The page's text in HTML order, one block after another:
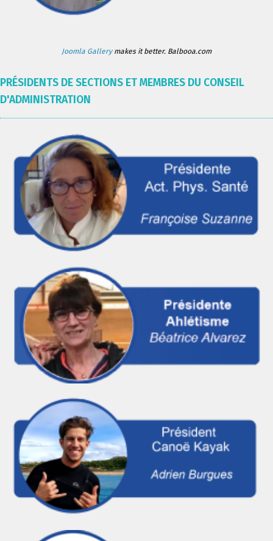
Joomla Gallerymakes it better. Balbooa.com
PRÉSIDENTS DE SECTIONS ET MEMBRES DU CONSEIL
D'ADMINISTRATION